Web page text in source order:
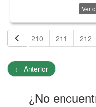
Ver
209 210 211 212
← Anterior
¿No